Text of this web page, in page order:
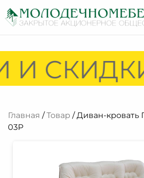
И
Главная /Товар / Диван-кровать
03Р